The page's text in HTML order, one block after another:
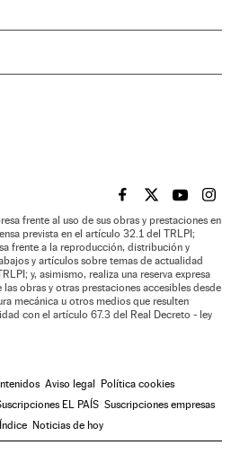
EL PAÍS BRASIL EN
EL PAÍSEL PAÍS
EL
frente al uso de sus obras y prestaciones en
prevista en el artículo 32.1 del TRLPI;
frente a la reproducción, distribución y
y artículos sobre temas de actualidad
y, asimismo, realiza una reserva expresa
obras y otras prestaciones accesibles desde
mecánica u otros medios que resulten
con el artículo 67.3 del Real Decreto - ley
Aviso legal Política cookies
EL PAÍS Suscripciones empresas
Índice Noticias de hoy